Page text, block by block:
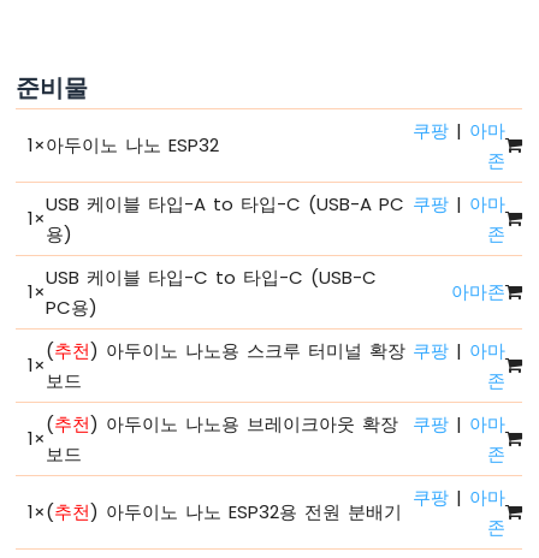
나
노
코
구
조
아
이
노
나
노
ESP32
시
얼
모
준비물
1×아두이노 나노 ESP32
쿠팡 | 아마
존
1×
USB 케이블 타입-A to 타입-C (USB-A PC
용)
쿠팡 | 아마
존
1×
USB 케이블 타입-C to 타입-C (USB-C
PC용)
아마존
1×
(추천) 아두이노 나노용 스크루 터미널 확장
보드
쿠팡 | 아마
존
1×
(추천) 아두이노 나노용 브레이크아웃 확장
보드
쿠팡 | 아마
존
1×(추천) 아두이노 나노 ESP32용 전원 분배기
쿠팡 | 아마
존